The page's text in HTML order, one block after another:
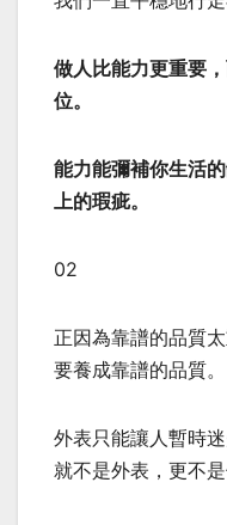
做人比能力更重要
位。
能力能彌補你生活
上的瑕疵。
02
正因為靠譜的品質
要養成靠譜的品質。
外表只能讓人暫時
就不是外表，更不是